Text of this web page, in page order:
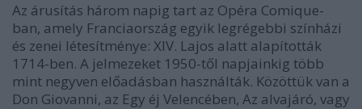
Az árusítás három napig tart az Opéra Comique-
ban, amely Franciaország egyik legrégebbi színházi
és zenei létesítménye: XIV. Lajos alatt alapították
1714-ben. A jelmezeket 1950-től napjainkig több
mint negyven előadásban használták. Közöttük van a
Don Giovanni, az Egy éj Velencében, Az alvajáró, vagy